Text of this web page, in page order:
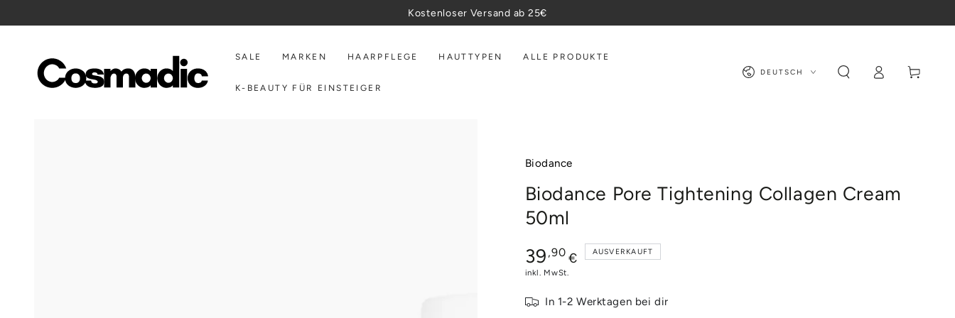
Kostenloser Versand ab 25€
SALE MARKEN HAARPFLEGE HAUTTYPEN ALLE PRODUKTE
K-BEAUTY FÜR EINSTEIGER
Sprache
DEUTSCH EinloggenWarenkorb
Biodance
Biodance Pore Tightening Collagen Cream
50ml
Regulärer
Preis
39 ,90 € AUSVERKAUFT
inkl. MwSt.
In 1-2 Werktagen bei dir